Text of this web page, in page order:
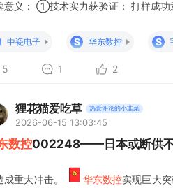
意义： ①技术实力获验证： 打样成功
品不仅技术达标，更在性价比、服务
中瓷电子 S 华东数控 S
5 1 2
狸花猫爱吃草 热爱评论的小韭菜
2026-06-15 13:03:45
数控002248——日本或断供不
成重大冲击。 华东数控实现巨大